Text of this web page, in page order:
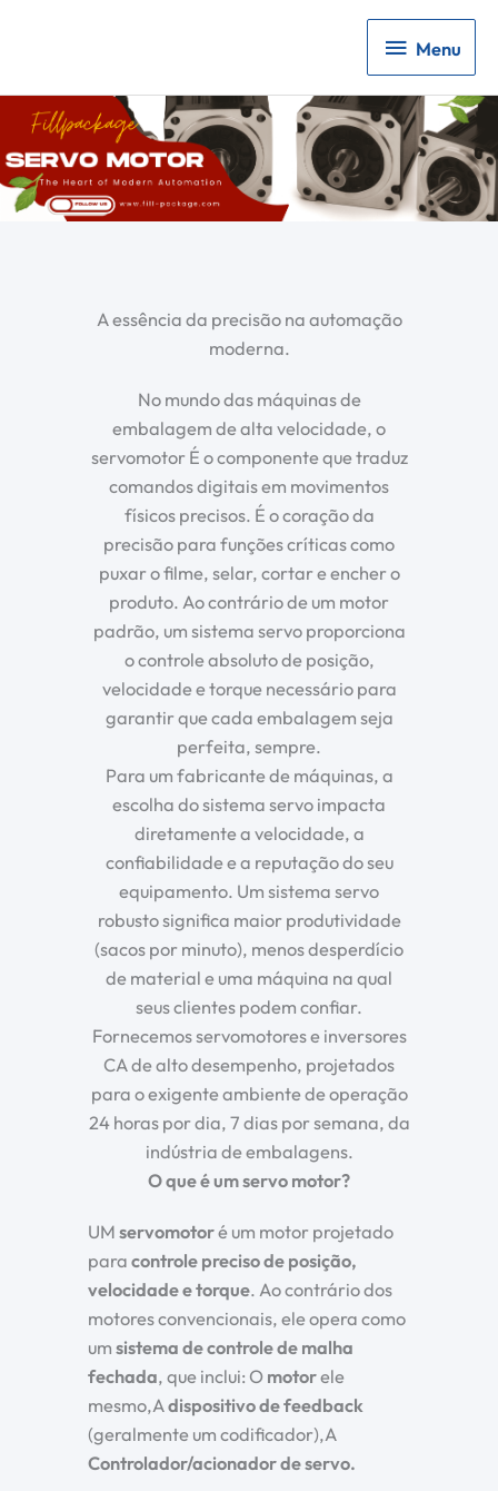
Menu
Menu
A essência da precisão na automação
moderna.
No mundo das máquinas de
embalagem de alta velocidade, o
servomotorÉ o componente que traduz
comandos digitais em movimentos
físicos precisos. É o coração da
precisão para funções críticas como
puxar o filme, selar, cortar e encher o
produto. Ao contrário de um motor
padrão, um sistema servo proporciona
o controle absoluto de posição,
velocidade e torque necessário para
garantir que cada embalagem seja
perfeita, sempre.
Para um fabricante de máquinas, a
escolha do sistema servo impacta
diretamente a velocidade, a
confiabilidade e a reputação do seu
equipamento. Um sistema servo
robusto significa maior produtividade
(sacos por minuto), menos desperdício
de material e uma máquina na qual
seus clientes podem confiar.
Fornecemos servomotores e inversores
CA de alto desempenho, projetados
para o exigente ambiente de operação
24 horas por dia, 7 dias por semana, da
indústria de embalagens.
O que é um servo motor?
UM servomotoré um motor projetado
para controle preciso de posição,
velocidade e torque. Ao contrário dos
motores convencionais, ele opera como
um sistema de controle de malha
fechada, que inclui: O motorele
mesmo,Adispositivo de feedback
(geralmente um codificador),A
Controlador/acionador de servo.